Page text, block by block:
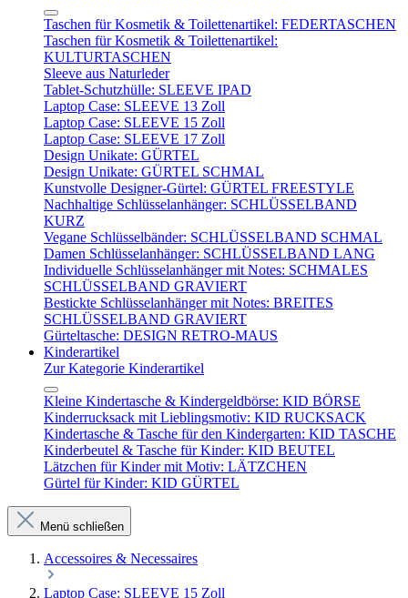
Taschen für Kosmetik & Toilettenartikel: FEDERTASCHEN
Taschen für Kosmetik & Toilettenartikel:
KULTURTASCHEN
Sleeve aus Naturleder
Tablet-Schutzhülle: SLEEVE IPAD
Laptop Case: SLEEVE 13 Zoll
Laptop Case: SLEEVE 15 Zoll
Laptop Case: SLEEVE 17 Zoll
Design Unikate: GÜRTEL
Design Unikate: GÜRTEL SCHMAL
Kunstvolle Designer-Gürtel: GÜRTEL FREESTYLE
Nachhaltige Schlüsselanhänger: SCHLÜSSELBAND
KURZ
Vegane Schlüsselbänder: SCHLÜSSELBAND SCHMAL
Damen Schlüsselanhänger: SCHLÜSSELBAND LANG
Individuelle Schlüsselanhänger mit Notes: SCHMALES
SCHLÜSSELBAND GRAVIERT
Bestickte Schlüsselanhänger mit Notes: BREITES
SCHLÜSSELBAND GRAVIERT
Gürteltasche: DESIGN RETRO-MAUS
Kinderartikel
Zur Kategorie Kinderartikel
Kleine Kindertasche & Kindergeldbörse: KID BÖRSE
Kinderrucksack mit Lieblingsmotiv: KID RUCKSACK
Kindertasche & Tasche für den Kindergarten: KID TASCHE
Kinderbeutel & Tasche für Kinder: KID BEUTEL
Lätzchen für Kinder mit Motiv: LÄTZCHEN
Gürtel für Kinder: KID GÜRTEL
Menü schließen
Accessoires & Necessaires
Laptop Case: SLEEVE 15 Zoll